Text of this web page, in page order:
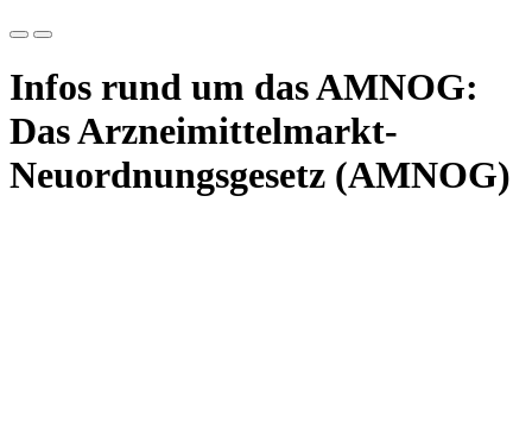
Infos rund um das AMNOG:
Das Arzneimittelmarkt-
Neuordnungsgesetz (AMNOG)